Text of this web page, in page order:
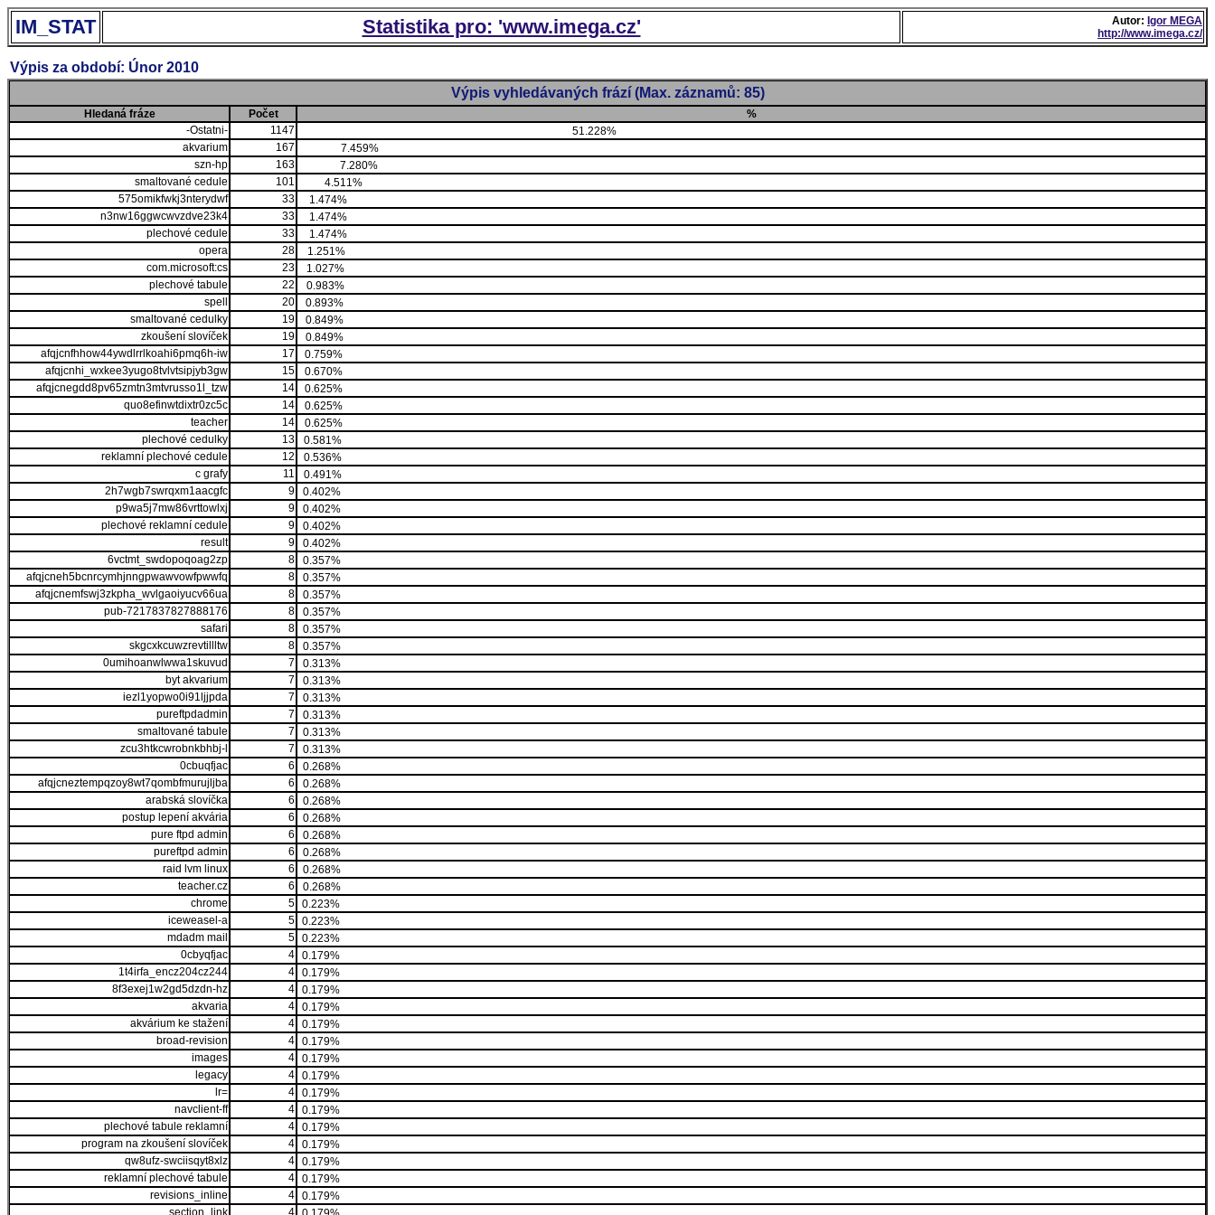
IM_STAT Statistika pro: 'www.imega.cz' Autor: Igor MEGA
http://www.imega.cz/
Výpis za období: Únor 2010
Výpis vyhledávaných frází (Max. záznamů: 85)
Hledaná fráze Počet
%
-Ostatni-
1147
51.228%
akvarium
167
7.459%
szn-hp
163
7.280%
smaltované cedule
101
4.511%
575omikfwkj3nterydwf
33
1.474%
n3nw16ggwcwvzdve23k4
33
1.474%
plechové cedule
33
1.474%
opera
28
1.251%
com.microsoft:cs
23
1.027%
plechové tabule
22
0.983%
spell
20
0.893%
smaltované cedulky
19
0.849%
zkoušení slovíček
19
0.849%
afqjcnfhhow44ywdlrrlkoahi6pmq6h-iw
17
0.759%
afqjcnhi_wxkee3yugo8tvlvtsipjyb3gw
15
0.670%
afqjcnegdd8pv65zmtn3mtvrusso1l_tzw
14
0.625%
quo8efinwtdixtr0zc5c
14
0.625%
teacher
14
0.625%
plechové cedulky
13
0.581%
reklamní plechové cedule
12
0.536%
c grafy
11
0.491%
2h7wgb7swrqxm1aacgfc
9
0.402%
p9wa5j7mw86vrttowlxj
9
0.402%
plechové reklamní cedule
9
0.402%
result
9
0.402%
6vctmt_swdopoqoag2zp
8
0.357%
afqjcneh5bcnrcymhjnngpwawvowfpwwfq
8
0.357%
afqjcnemfswj3zkpha_wvlgaoiyucv66ua
8
0.357%
pub-7217837827888176
8
0.357%
safari
8
0.357%
skgcxkcuwzrevtillltw
8
0.357%
0umihoanwlwwa1skuvud
7
0.313%
byt akvarium
7
0.313%
iezl1yopwo0i91ljjpda
7
0.313%
pureftpdadmin
7
0.313%
smaltované tabule
7
0.313%
zcu3htkcwrobnkbhbj-l
7
0.313%
0cbuqfjac
6
0.268%
afqjcneztempqzoy8wt7qombfmurujljba
6
0.268%
arabská slovíčka
6
0.268%
postup lepení akvária
6
0.268%
pure ftpd admin
6
0.268%
pureftpd admin
6
0.268%
raid lvm linux
6
0.268%
teacher.cz
6
0.268%
chrome
5 0.223%
iceweasel-a
5 0.223%
mdadm mail
5 0.223%
0cbyqfjac
4 0.179%
1t4irfa_encz204cz244
4 0.179%
8f3exej1w2gd5dzdn-hz
4 0.179%
akvaria
4 0.179%
akvárium ke stažení
4 0.179%
broad-revision
4 0.179%
images
4 0.179%
legacy
4 0.179%
lr=
4 0.179%
navclient-ff
4 0.179%
plechové tabule reklamní
4 0.179%
program na zkoušení slovíček
4 0.179%
qw8ufz-swciisqyt8xlz
4 0.179%
reklamní plechové tabule
4 0.179%
revisions_inline
4 0.179%
section_link
4